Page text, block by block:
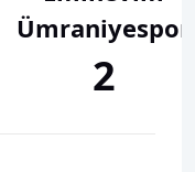
Ümraniyespor
2